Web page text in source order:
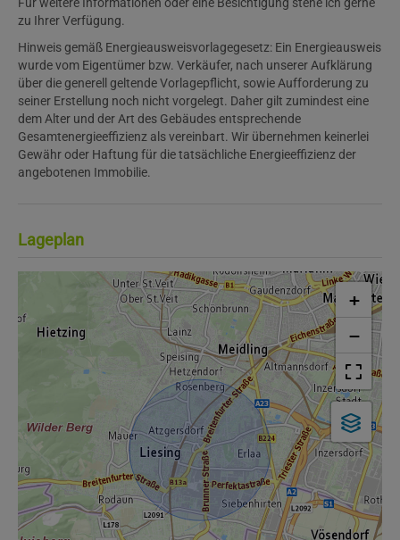
zu Ihrer Verfügung.
Hinweis gemäß Energieausweisvorlagegesetz: Ein Energieausweis
wurde vom Eigentümer bzw. Verkäufer, nach unserer Aufklärung
über die generell geltende Vorlagepflicht, sowie Aufforderung zu
seiner Erstellung noch nicht vorgelegt. Daher gilt zumindest eine
dem Alter und der Art des Gebäudes entsprechende
Gesamtenergieeffizienz als vereinbart. Wir übernehmen keinerlei
Gewähr oder Haftung für die tatsächliche Energieeffizienz der
angebotenen Immobilie.
Lageplan
+
−